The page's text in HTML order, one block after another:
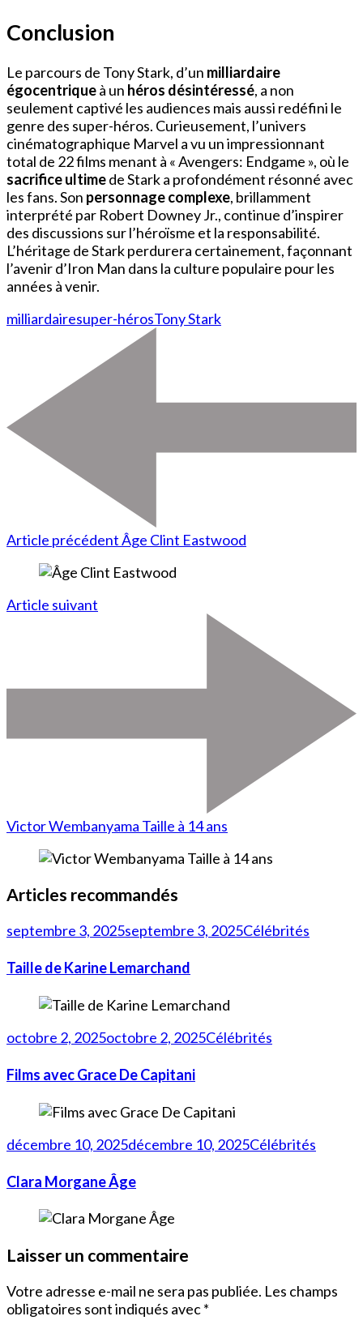
Conclusion
Le parcours de Tony Stark, d’un milliardaire
égocentriqueà un héros désintéressé, a non
seulement captivé les audiences mais aussi redéfini le
genre des super-héros. Curieusement, l’univers
cinématographique Marvel a vu un impressionnant
total de 22 films menant à « Avengers: Endgame », où le
sacrifice ultimede Stark a profondément résonné avec
les fans. Son personnage complexe, brillamment
interprété par Robert Downey Jr., continue d’inspirer
des discussions sur l’héroïsme et la responsabilité.
L’héritage de Stark perdurera certainement, façonnant
l’avenir d’Iron Man dans la culture populaire pour les
années à venir.
milliardairesuper-hérosTony Stark
Article précédentÂge Clint Eastwood
Article suivant
Victor Wembanyama Taille à 14 ans
Articles recommandés
septembre 3, 2025septembre 3, 2025Célébrités
Taille de Karine Lemarchand
octobre 2, 2025octobre 2, 2025Célébrités
Films avec Grace De Capitani
décembre 10, 2025décembre 10, 2025Célébrités
Clara Morgane Âge
Laisser un commentaire
Votre adresse e-mail ne sera pas publiée. Les champs
obligatoires sont indiqués avec*